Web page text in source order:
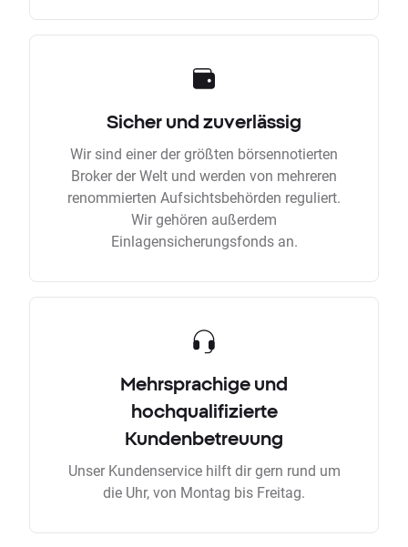
Sicher und zuverlässig
Wir sind einer der größten börsennotierten
Broker der Welt und werden von mehreren
renommierten Aufsichtsbehörden reguliert.
Wir gehören außerdem
Einlagensicherungsfonds an.
Mehrsprachige und
hochqualifizierte
Kundenbetreuung
Unser Kundenservice hilft dir gern rund um
die Uhr, von Montag bis Freitag.